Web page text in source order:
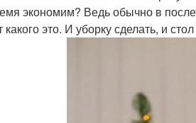
экономим? Ведь обычно в
какого это. И уборку сделать, и